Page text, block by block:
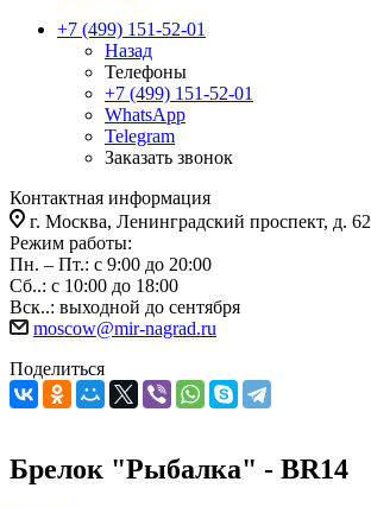
+7 (499) 151-52-01
Назад
Телефоны
+7 (499) 151-52-01
WhatsApp
Telegram
Заказать звонок
Контактная информация
г. Москва, Ленинградский проспект, д.
Режим работы:
Пн. – Пт.: с 9:00 до 20:00
Сб..: с 10:00 до 18:00
Вск..: выходной до сентября
moscow@mir-nagrad.ru
Поделиться
Брелок "Рыбалка" - BR14